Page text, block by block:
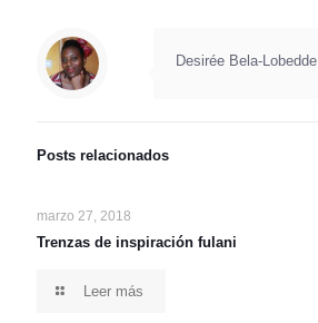
Desirée Bela-Lobedde
Posts relacionados
marzo 27, 2018
Trenzas de inspiración fulani
Leer más